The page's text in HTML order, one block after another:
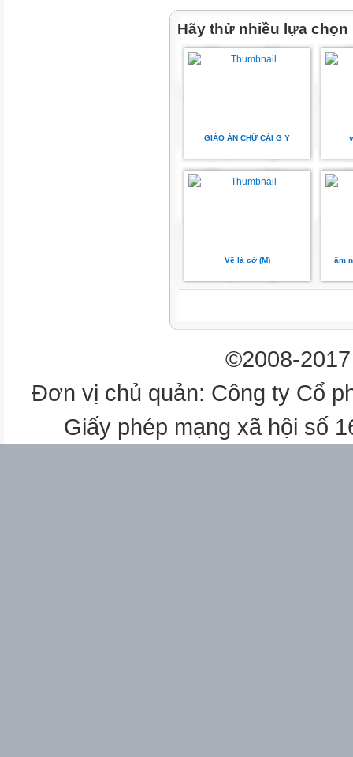
Hãy thử nhiều lựa chọn
GIÁO ÁN CHỮ CÁI G Y
Vẽ lá cờ (M) âm
©2008-
Đơn vị chủ quản: Công ty Cổ
Giấy phép mạng xã hội số